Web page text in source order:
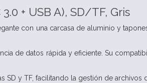
+ USB A), SD/TF, Gris
con una carcasa de aluminio y
de datos rápida y eficiente. Su
SD y TF, facilitando la gestión de archivos